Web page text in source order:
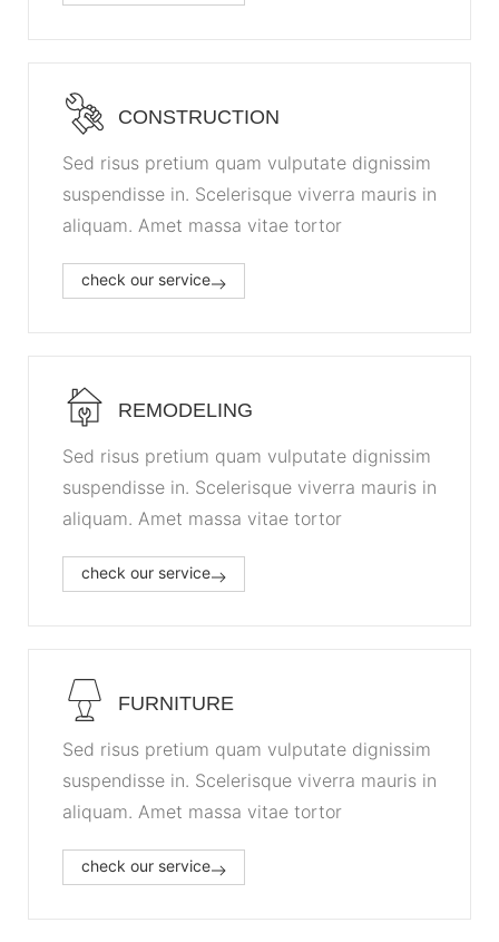
CONSTRUCTION
Sed risus pretium quam vulputate dignissim
suspendisse in. Scelerisque viverra mauris in
aliquam. Amet massa vitae tortor
check our service
REMODELING
Sed risus pretium quam vulputate dignissim
suspendisse in. Scelerisque viverra mauris in
aliquam. Amet massa vitae tortor
check our service
FURNITURE
Sed risus pretium quam vulputate dignissim
suspendisse in. Scelerisque viverra mauris in
aliquam. Amet massa vitae tortor
check our service